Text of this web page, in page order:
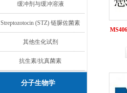
缓冲剂与缓冲溶液
Streptozotocin (STZ) 链脲佐菌素
其他生化试剂
抗生素/抗真菌素
分子生物学